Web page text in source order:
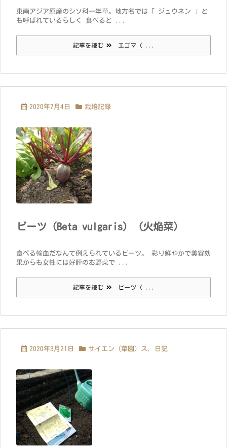
東南アジア原産のシソ科一年草。地方名では「 ジュウネン 」と
も呼ばれているらしく 食べると ...
記事を読む エゴマ（ ...
2020年7月4日 栽培記録
ビーツ（Beta vulgaris）（火焔菜）
食べる輸血だなんて例えられているビーツ。 彩り鮮やかで美容効
果からも女性には好評のお野菜で ...
記事を読む ビーツ（ ...
2020年3月21日 サイエン（菜園）ス, 日記